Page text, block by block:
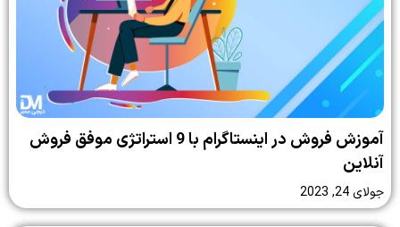
آموزش فروش در اینستاگرام با 9 استراتژی موفق فروش
آنلاین
جولای 24, 2023